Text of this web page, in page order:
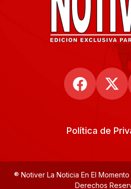
Política de
® Notiver La Noticia En El
Derechos